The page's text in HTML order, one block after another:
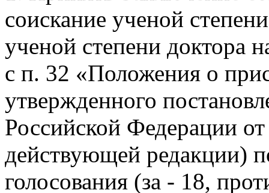
соискание ученой
ученой степени доктора
с п. 32 «Положения о
утвержденного
Российской Федерации
действующей редакции)
голосования (за - 18,